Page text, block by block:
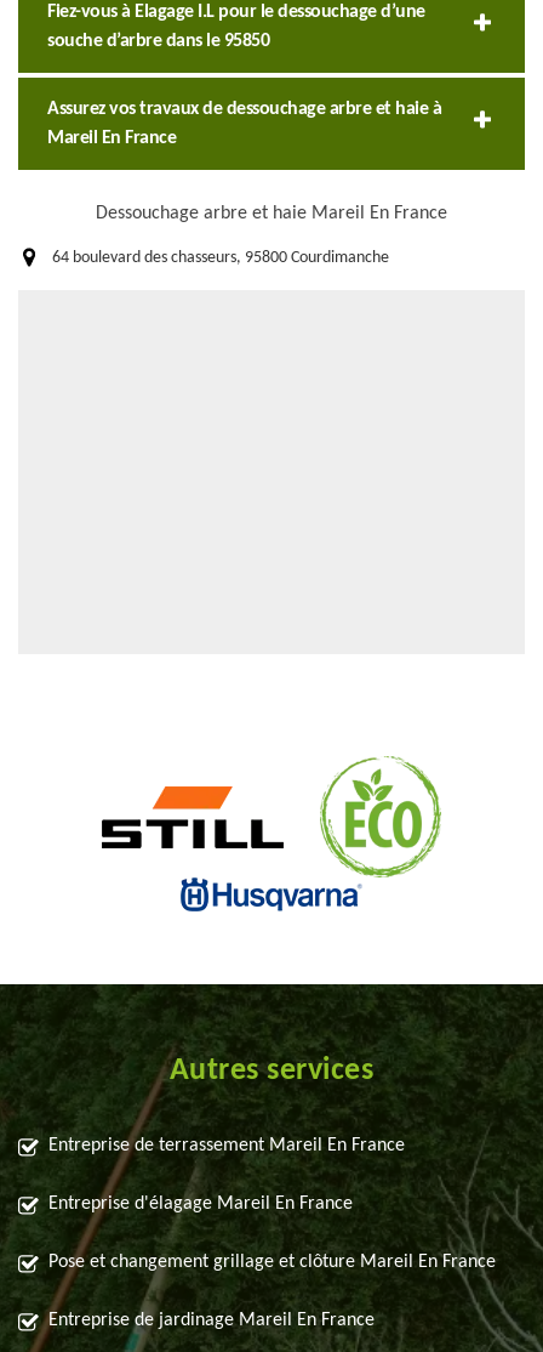
Fiez-vous à Elagage I.L pour le dessouchage d’une
souche d’arbre dans le 95850
Assurez vos travaux de dessouchage arbre et haie à
Mareil En France
Dessouchage arbre et haie Mareil En France
64 boulevard des chasseurs, 95800 Courdimanche
Autres services
Entreprise de terrassement Mareil En France
Entreprise d'élagage Mareil En France
Pose et changement grillage et clôture Mareil En France
Entreprise de jardinage Mareil En France